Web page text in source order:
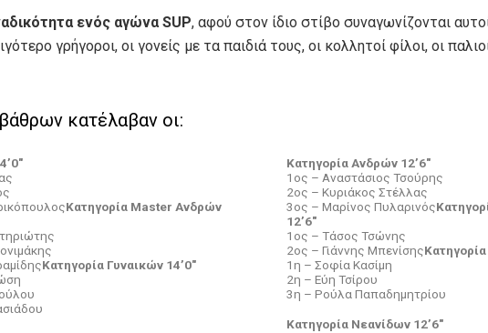
ενός αγώνα SUP, αφού στον ίδιο στίβο συναγωνίζονται
γρήγοροι, οι γονείς με τα παιδιά τους, οι κολλητοί φίλοι, οι
κατέλαβαν οι:
Κατηγορία Master Ανδρών
Κατηγορία Γυναικών 14’0″
Κατηγορία Ανδρών 12’6″
1ος – Αναστάσιος Τσούρης
2ος – Κυριάκος Στέλλας
3ος – Μαρίνος Πυλαρινός
12’6″
1ος – Τάσος Τσώνης
2ος – Γιάννης Μπενίσης
1η – Σοφία Κασίμη
2η – Εύη Τσίρου
3η – Ρούλα Παπαδημητρίου
Κατηγορία Νεανίδων 12’6″